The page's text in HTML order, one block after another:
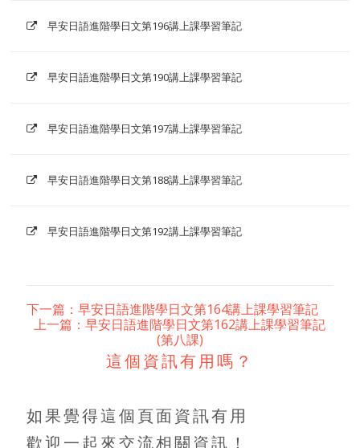
早安日語進階學日文第196講上課學習筆記
早安日語進階學日文第190講上課學習筆記
早安日語進階學日文第197講上課學習筆記
早安日語進階學日文第188講上課學習筆記
早安日語進階學日文第192講上課學習筆記
下一篇：早安日語進階學日文第164講上課學習筆記
上一篇：早安日語進階學日文第162講上課學習筆記
(第八課)
這個資訊有用嗎？
如果覺得這個頁面資訊有用
歡迎一起來交流相關資訊！